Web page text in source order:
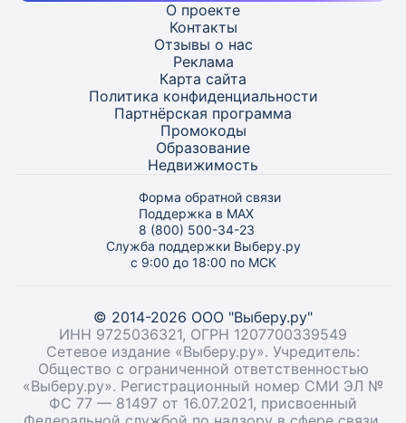
О проекте
Контакты
Отзывы о нас
Реклама
Карта сайта
Политика конфиденциальности
Партнёрская программа
Промокоды
Образование
Недвижимость
Форма обратной связи
Поддержка в MAX
8 (800) 500-34-23
Служба поддержки Выберу.ру
с 9:00 до 18:00 по МСК
© 2014-2026 ООО "Выберу.ру"
ИНН 9725036321, ОГРН 1207700339549
Сетевое издание «Выберу.ру». Учредитель:
Общество с ограниченной ответственностью
«Выберу.ру». Регистрационный номер СМИ ЭЛ №
ФС 77 — 81497 от 16.07.2021, присвоенный